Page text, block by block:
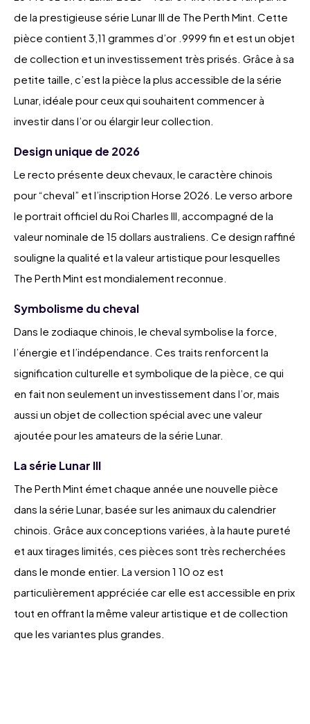
de la prestigieuse série Lunar III de The Perth Mint. Cette
pièce contient 3,11 grammes d’or .9999 fin et est un objet
de collection et un investissement très prisés. Grâce à sa
petite taille, c’est la pièce la plus accessible de la série
Lunar, idéale pour ceux qui souhaitent commencer à
investir dans l’or ou élargir leur collection.
Design unique de 2026
Le recto présente deux chevaux, le caractère chinois
pour “cheval” et l’inscription Horse 2026. Le verso arbore
le portrait officiel du Roi Charles III, accompagné de la
valeur nominale de 15 dollars australiens. Ce design raffiné
souligne la qualité et la valeur artistique pour lesquelles
The Perth Mint est mondialement reconnue.
Symbolisme du cheval
Dans le zodiaque chinois, le cheval symbolise la force,
l’énergie et l’indépendance. Ces traits renforcent la
signification culturelle et symbolique de la pièce, ce qui
en fait non seulement un investissement dans l’or, mais
aussi un objet de collection spécial avec une valeur
ajoutée pour les amateurs de la série Lunar.
La série Lunar III
The Perth Mint émet chaque année une nouvelle pièce
dans la série Lunar, basée sur les animaux du calendrier
chinois. Grâce aux conceptions variées, à la haute pureté
et aux tirages limités, ces pièces sont très recherchées
dans le monde entier. La version 1 10 oz est
particulièrement appréciée car elle est accessible en prix
tout en offrant la même valeur artistique et de collection
que les variantes plus grandes.